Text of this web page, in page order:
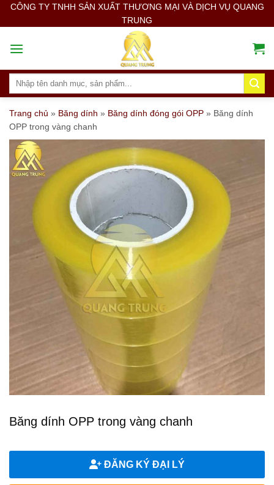
SkipCÔNG TY TNHH SẢN XUẤT THƯƠNG MẠI VÀ DỊCH VỤ QUANG
TRUNG
Search
Trang chủ » Băng dính » Băng dính đóng gói OPP » Băng dính
OPP trong vàng chanh
Băng dính OPP trong vàng chanh
ĐĂNG KÝ ĐẠI LÝ